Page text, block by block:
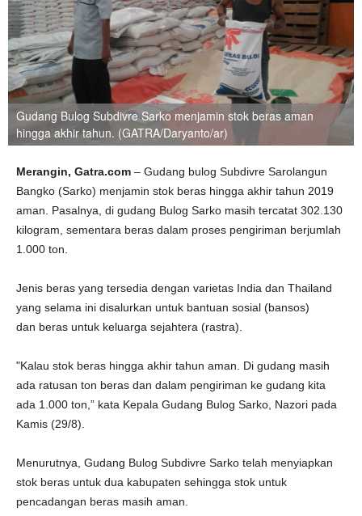
Gudang Bulog Subdivre Sarko menjamin stok beras aman
hingga akhir tahun. (GATRA/Daryanto/ar)
Merangin, Gatra.com – Gudang bulog Subdivre Sarolangun
Bangko (Sarko) menjamin stok beras hingga akhir tahun 2019
aman. Pasalnya, di gudang Bulog Sarko masih tercatat 302.130
kilogram, sementara beras dalam proses pengiriman berjumlah
1.000 ton.
Jenis beras yang tersedia dengan varietas India dan Thailand
yang selama ini disalurkan untuk bantuan sosial (bansos)
dan beras untuk keluarga sejahtera (rastra).
"Kalau stok beras hingga akhir tahun aman. Di gudang masih
ada ratusan ton beras dan dalam pengiriman ke gudang kita
ada 1.000 ton,” kata Kepala Gudang Bulog Sarko, Nazori pada
Kamis (29/8).
Menurutnya, Gudang Bulog Subdivre Sarko telah menyiapkan
stok beras untuk dua kabupaten sehingga stok untuk
pencadangan beras masih aman.